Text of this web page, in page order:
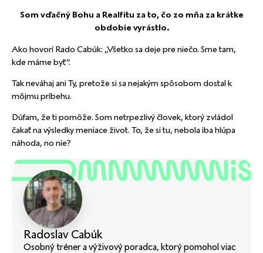
Som vďačný Bohu a Realfitu za to, čo zo mňa za krátke
obdobie vyrástlo.
Ako hovorí Rado Cabúk: „Všetko sa deje pre niečo. Sme tam,
kde máme byť“.
Tak neváhaj ani Ty, pretože si sa nejakým spôsobom dostal k
môjmu príbehu.
Dúfam, že ti pomôže. Som netrpezlivý človek, ktorý zvládol
čakať na výsledky meniace život. To, že si tu, nebola iba hlúpa
náhoda, no nie?
Radoslav Cabúk
Osobný tréner a výživový poradca, ktorý pomohol viac